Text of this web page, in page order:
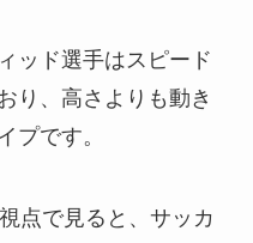
ッド選手はスピード
り、高さよりも動き
プです。
点で見ると、サッカ